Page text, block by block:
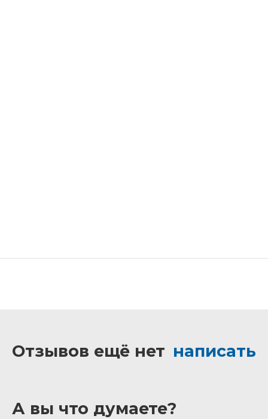
Отзывов ещё нет написать
А вы что думаете?